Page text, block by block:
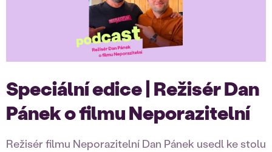
Speciální edice | Režisér Dan
Pánek o filmu Neporazitelní
Režisér filmu Neporazitelní Dan Pánek usedl ke stolu